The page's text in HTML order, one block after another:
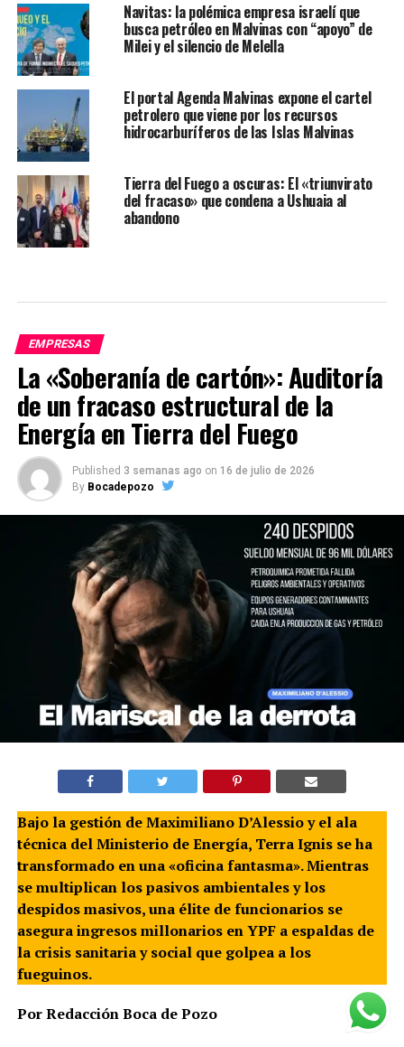
Navitas: la polémica empresa israelí que
busca petróleo en Malvinas con “apoyo” de
Milei y el silencio de Melella
El portal Agenda Malvinas expone el cartel
petrolero que viene por los recursos
hidrocarburíferos de las Islas Malvinas
Tierra del Fuego a oscuras: El «triunvirato
del fracaso» que condena a Ushuaia al
abandono
EMPRESAS
La «Soberanía de cartón»: Auditoría
de un fracaso estructural de la
Energía en Tierra del Fuego
Published 3 semanas ago on 16 de julio de 2026
By Bocadepozo
Bajo la gestión de Maximiliano D’Alessio y el ala
técnica del Ministerio de Energía, Terra Ignis se ha
transformado en una «oficina fantasma». Mientras
se multiplican los pasivos ambientales y los
despidos masivos, una élite de funcionarios se
asegura ingresos millonarios en YPF a espaldas de
la crisis sanitaria y social que golpea a los
fueguinos.
Por Redacción Boca de Pozo